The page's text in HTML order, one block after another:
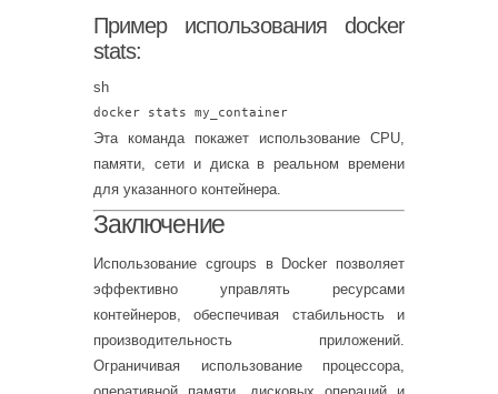
Пример использования docker
stats:
sh
docker stats my_container
Эта команда покажет использование CPU,
памяти, сети и диска в реальном времени
для указанного контейнера.
Заключение
Использование cgroups в Docker позволяет
эффективно управлять ресурсами
контейнеров, обеспечивая стабильность и
производительность приложений.
Ограничивая использование процессора,